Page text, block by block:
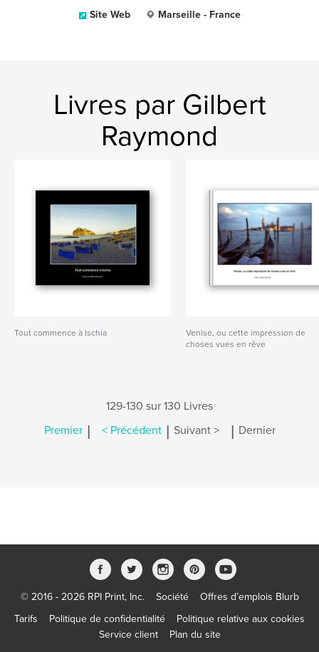
Site Web Marseille - France
Livres par Gilbert
Raymond
Tout commence à Ischia
Venise, ou cette impression de
choses vues en rêve
129-130 sur 130 Livres
Premier | < Précédent | Suivant > | Dernier
© 2016 - 2026 RPI Print, Inc. Société
Offres d’emplois Blurb
Tarifs
Politique de confidentialité
Politique relative aux cookies
Service client
Plan du site